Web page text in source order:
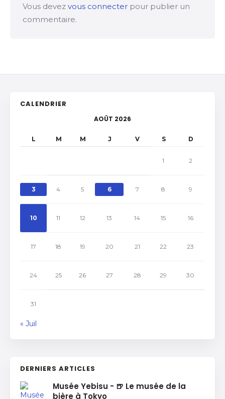
Vous devez vous connecter pour publier un
commentaire.
CALENDRIER
AOÛT 2026
L M M J V S D
1 2
3 4 5 6 7 8 9
10 11 12 13 14 15 16
17 18 19 20 21 22 23
24 25 26 27 28 29 30
31
« Juil
DERNIERS ARTICLES
Musée Yebisu - 🍺 Le musée de la
bière à Tokyo